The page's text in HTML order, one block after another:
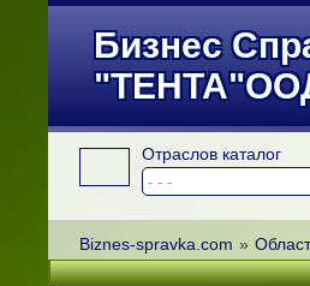
Бизнес
Отраслов каталог
Biznes-spravka.com »